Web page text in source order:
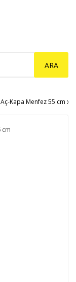
ARA
Aç-Kapa Menfez 55 cm x